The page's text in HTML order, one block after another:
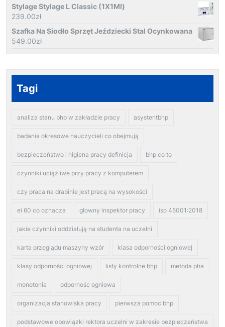
Stylage Stylage L Classic (1X1Ml)
239.00zł
Szafka Na Siodło Sprzęt Jeździecki Stal Ocynkowana
549.00zł
Tagi
analiza stanu bhp w zakładzie pracy asystentbhp
badania okresowe nauczycieli co obejmują
bezpieczeństwo i higiena pracy definicja bhp co to
czynniki uciążliwe przy pracy z komputerem
czy praca na drabinie jest pracą na wysokości
ei 60 co oznacza glowny inspektor pracy iso 45001:2018
jakie czynniki oddziałują na studenta na uczelni
karta przeglądu maszyny wzór klasa odporności ogniowej
klasy odporności ogniowej listy kontrolne bhp metoda pha
monotonia odpornośc ogniowa
organizacja stanowiska pracy pierwsza pomoc bhp
podstawowe obowiązki rektora uczelni w zakresie bezpieczeństwa